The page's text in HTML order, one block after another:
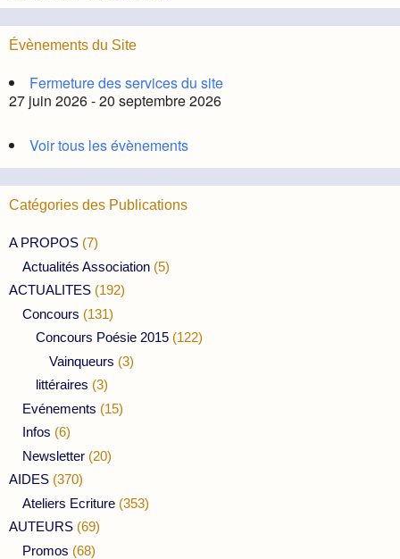
Évènements du Site
Fermeture des services du site
27 juin 2026 - 20 septembre 2026
Voir tous les évènements
Catégories des Publications
A PROPOS (7)
Actualités Association (5)
ACTUALITES (192)
Concours (131)
Concours Poésie 2015 (122)
Vainqueurs (3)
littéraires (3)
Evénements (15)
Infos (6)
Newsletter (20)
AIDES (370)
Ateliers Ecriture (353)
AUTEURS (69)
Promos (68)